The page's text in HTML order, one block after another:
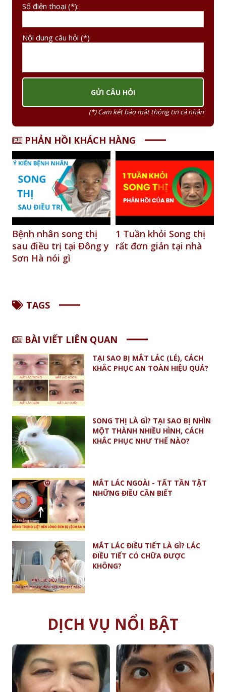
Số điện thoại (*):
Nội dung câu hỏi (*)
(*) Cam kết bảo mật thông tin cá nhân
PHẢN HỒI KHÁCH HÀNG
1 Tuần khỏi Song thị
rất đơn giản tại nhà
Phản hồi của bệnh
nhân sụp mí, lác
TAGS
BÀI VIẾT LIÊN QUAN
TẠI SAO BỊ MẮT LÁC (LÉ), CÁCH
KHẮC PHỤC AN TOÀN HIỆU QUẢ?
SONG THỊ LÀ GÌ? TẠI SAO BỊ NHÌN
MỘT THÀNH NHIỀU HÌNH, CÁCH
KHẮC PHỤC NHƯ THẾ NÀO?
MẮT LÁC NGOÀI - TẤT TẦN TẬT
NHỮNG ĐIỀU CẦN BIẾT
MẮT LÁC ĐIỀU TIẾT LÀ GÌ? LÁC
ĐIỀU TIẾT CÓ CHỮA ĐƯỢC
KHÔNG?
DỊCH VỤ NỔI BẬT